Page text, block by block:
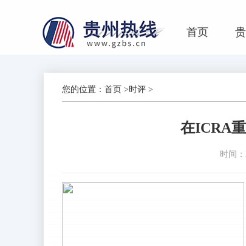
首页
您的位置： 首页 >时评 >
在ICRA
时间